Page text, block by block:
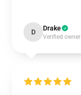
D Drake
Verified owner